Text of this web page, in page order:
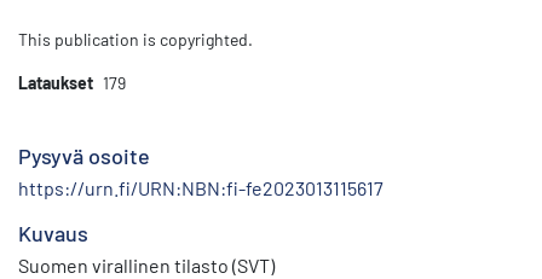
This publication is copyrighted.
Lataukset 179
Pysyvä osoite
https://urn.fi/URN:NBN:fi-fe2023013115617
Kuvaus
Suomen virallinen tilasto (SVT)